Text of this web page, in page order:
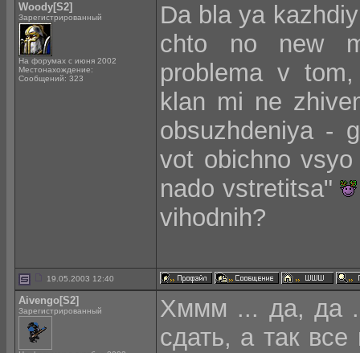
Woody[S2]
Зарегистрированный
На форумах с июня 2002
Местонахождение:
Сообщений: 323
Da bla ya
chto no new
problema v
klan mi ne
obsuzhdeniya -
vot obichno
nado vstretitsa"
vihodnih?
19.05.2003 12:40
Aivengo[S2]
Зарегистрированный
Хммм ... да, да
сдать, а так